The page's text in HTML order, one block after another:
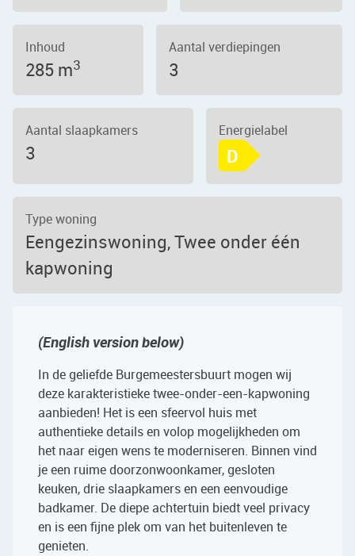
Inhoud
285 m3
Aantal verdiepingen
3
Aantal slaapkamers
3
Energielabel
D
Type woning
Eengezinswoning, Twee onder één
kapwoning
(English version below)
In de geliefde Burgemeestersbuurt mogen wij
deze karakteristieke twee-onder-een-kapwoning
aanbieden! Het is een sfeervol huis met
authentieke details en volop mogelijkheden om
het naar eigen wens te moderniseren. Binnen vind
je een ruime doorzonwoonkamer, gesloten
keuken, drie slaapkamers en een eenvoudige
badkamer. De diepe achtertuin biedt veel privacy
en is een fijne plek om van het buitenleven te
genieten.